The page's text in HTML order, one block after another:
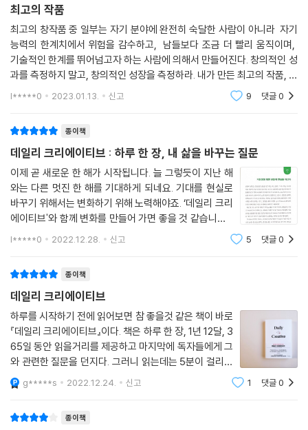
정각에 찾아온다.” 위대한 창의적 사람들에 관해 우리는 환상을 품고는 하
지만, 그들에게 창의적 작업은 아주 실질적인 일이었다. 매일 스스로 약속
한 만큼 지켜 일하고, 부지런히 영감의 우물을 채우고, 조금씩 새로운 시도
를 감행하는 일련의 과정이었다.
이 책 또한 창의성에 현실적으로 접근하고 있다. 궁극적으로는 사고방식을
질문이 다리가 되어준다. “당신은 작업의 인풋과 아웃풋을 수량적으로 어
떻게 측정하는가?” 이와 같은 질문은 현 상황을 냉정하게 진단하고 업무
프로세스, 작업 습관을 조정하게 해준다. “당신에게 영감과 도전의식을 고
취시키는 사람은 누구인가?” 이런 질문을 통해서는 주변 사람들과 도움을
주고받는 선순환을 만들 수 있다. “자주 하는 행동이나 부분적인 특성을 자
신의 정체성이라고 착각한 적이 있는가?” 조금 더 깊은 질문들로 자신을
돌아보고 삶의 가치관과 목적에 대해서 재정비할 기회를 주기도 한다.
왔던 도전은 오늘 시작해야 한다. 에너지를 빼먹는 부차적인 절차와 일들
은 지금 정리해야 한다. 내게 소중한 사람은 바로 챙겨줘야 한다. 한 번에
삶을 송두리째 바꿔놓는 일만 기다리고 있다면 어쩌면 그런 변화는 영원히
오지 않을지 모른다. 하지만 오늘부터 당장 생각 훈련 지침을 하나씩 따른
다면 어느새 삶은 획기적으로 변해 있을 것이다.
“하루 한 장이 모여 만들어내는 기적”
루틴의 힘은 시간이 흐를수록 더 깊고 강해진다
저자는 이 책의 탄생 비화에 대해 이렇게 설명한다. “대부분의 책은 일단
최고의 작품
최고의 창작품 중 일부는 자기 분야에 완전히 숙달한 사람이 아니라 자기
능력의 한계치에서 위험을 감수하고, 남들보다 조금 더 빨리 움직이며,
기술적인 한계를 뛰어넘고자 하는 사람에 의해서 만들어진다. 창의적인 성
과를 측정하지 말고, 창의적인 성장을 측정하라. 내가 만든 최고의 작품, 일
은 무엇인가요? 조금은 어렵고, 힘들게 한 것이 떠오르네요. 분명 그보다
l*****0 2023.01.13. 신고 9 댓글0
종이책
데일리 크리에이티브 : 하루 한 장, 내 삶을 바꾸는 질문
이제 곧 새로운 한 해가 시작됩니다. 늘 그렇듯이 지난 해
와는 다른 멋진 한 해를 기대하게 되네요. 기대를 현실로
바꾸기 위해서는 변화하기 위해 노력해야죠. ‘데일리 크리
에이티브'와 함께 변화를 만들어 가면 좋을 것 같습니다.
이 책은 제목처럼 창조성에 대한 글을 날짜별로 보여주l*****0 2022.12.28. 신고 5 댓글0
종이책
데일리 크리에이티브
하루를 시작하기 전에 읽어보면 참 좋을것 같은 책이 바로
『데일리 크리에이티브』이다. 책은 하루 한 장, 1년 12달, 3
65일 동안 읽을거리를 제공하고 마지막에 독자들에게 그
와 관련한 질문을 던지다. 그러니 읽는데는 5분이 걸리지
않을지라도 경우에 따라서는 이 질문에 답을 하느라 오히
려 시간이 소요될 수 있지 않을까 싶기도 하고 한편으로는
g*****s 2022.12.24. 신고 1 댓글0
종이책